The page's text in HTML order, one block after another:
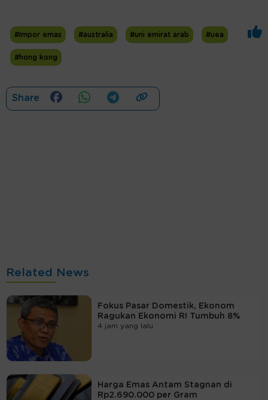
#Impor emas #australia #uni emirat arab #uea
#hong kong
Share
Related News
Fokus Pasar Domestik, Ekonom
Ragukan Ekonomi RI Tumbuh 8%
4 jam yang lalu
Harga Emas Antam Stagnan di
Rp2.690.000 per Gram